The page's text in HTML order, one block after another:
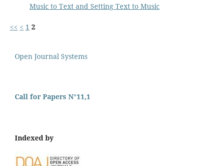
Music to Text and Setting Text to Music
<< < 1 2
Open Journal Systems
Call for Papers N°11,1
Indexed by